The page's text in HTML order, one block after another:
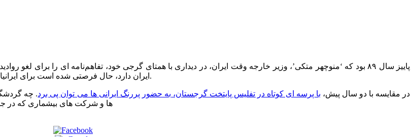
پاییز سال ۸۹ بود که ‘منوچهر متکی’، وزیر خارجه وقت ایران، در دیداری با همتای گرجی خود،‌ تفاهم‌نامه ای را
ایران دارد،‌ حال فرصتی شده است برای ایرانیانی که در پی گشت و گذار و یا سکنی گزیدن در کشوری دیگر جز خانه خود بوده اند.
در مقایسه با دو سال پیش، با پرسه ای کوتاه در تفلیس پایتخت گرجستان، به حضور پررنگ ایرانی ها می توان پی برد. چه
ها و شرکت های بیشماری که در